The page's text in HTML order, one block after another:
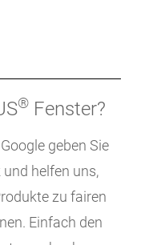
® Fenster?
geben Sie
helfen uns,
zu fairen
Einfach den